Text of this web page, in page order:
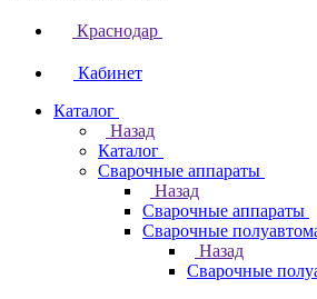
Краснодар
Кабинет
Каталог
Назад
Каталог
Сварочные аппараты
Назад
Сварочные аппараты
Сварочные
Назад
Сварочные